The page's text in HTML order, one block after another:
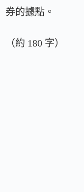
券的據點。
（約 180 字）